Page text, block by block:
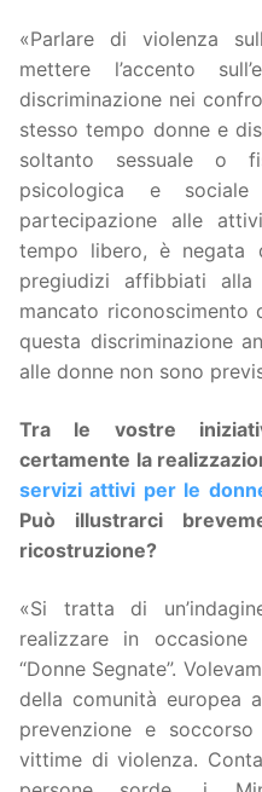
«Parlare di violenza
mettere l’accento
discriminazione nei
stesso tempo donne e
soltanto sessuale o
psicologica e
partecipazione alle
tempo libero, è negata
pregiudizi affibbiati
mancato riconoscimento
questa discriminazione
alle donne non sono
Tra le vostre
certamente la
servizi attivi per le
Può illustrarci
ricostruzione?
«Si tratta di
realizzare in
“Donne Segnate”.
della comunità europea
prevenzione e
vittime di violenza.